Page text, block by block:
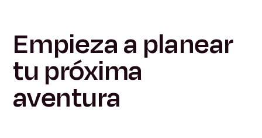
Empieza a planear
tu próxima
aventura